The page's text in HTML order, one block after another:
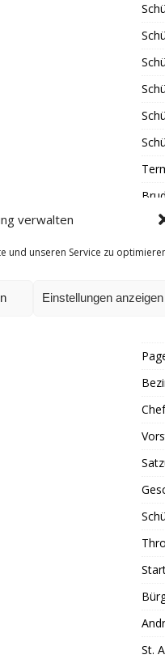
verwalten
und unseren Service zu
Einstellungen anzeigen
St.